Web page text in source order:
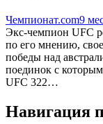
Чемпионат.com9
Экс-чемпион UFC
по его мнению,
победы над
поединок с
UFC 322…
Навигация